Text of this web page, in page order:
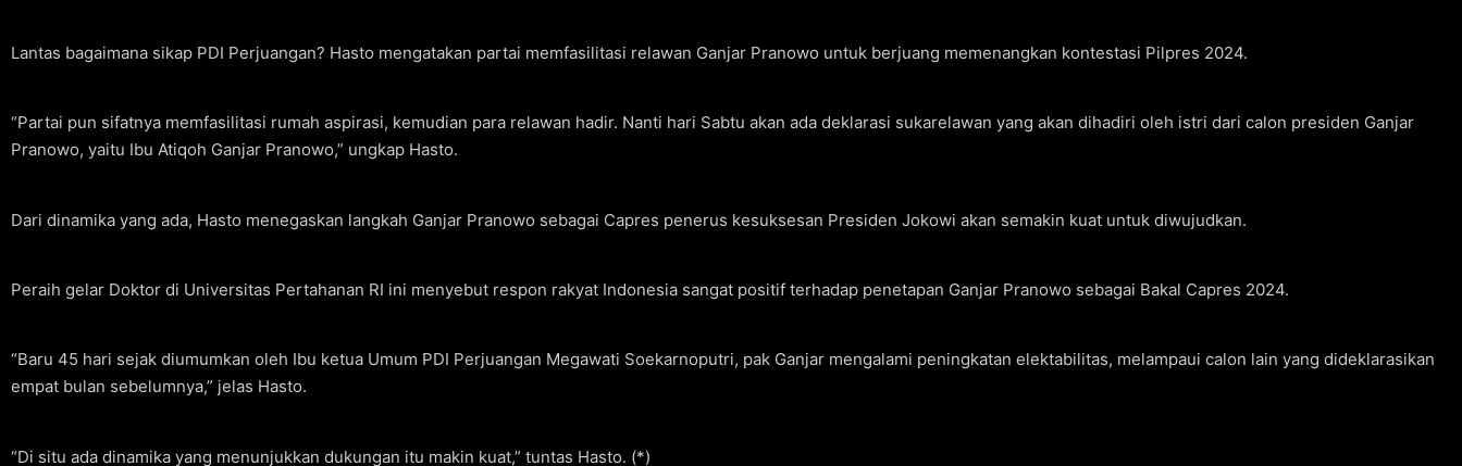
Lantas bagaimana sikap PDI Perjuangan? Hasto mengatakan partai memfasilitasi relawan Ganjar Pranowo untuk berjuang memenangkan kontestasi Pilpres 2024.
“Partai pun sifatnya memfasilitasi rumah aspirasi, kemudian para relawan hadir. Nanti hari Sabtu akan ada deklarasi sukarelawan yang akan dihadiri oleh istri dari calon presiden Ganjar
Pranowo, yaitu Ibu Atiqoh Ganjar Pranowo,” ungkap Hasto.
Dari dinamika yang ada, Hasto menegaskan langkah Ganjar Pranowo sebagai Capres penerus kesuksesan Presiden Jokowi akan semakin kuat untuk diwujudkan.
Peraih gelar Doktor di Universitas Pertahanan RI ini menyebut respon rakyat Indonesia sangat positif terhadap penetapan Ganjar Pranowo sebagai Bakal Capres 2024.
“Baru 45 hari sejak diumumkan oleh Ibu ketua Umum PDI Perjuangan Megawati Soekarnoputri, pak Ganjar mengalami peningkatan elektabilitas, melampaui calon lain yang dideklarasikan
empat bulan sebelumnya,” jelas Hasto.
“Di situ ada dinamika yang menunjukkan dukungan itu makin kuat,” tuntas Hasto. (*)